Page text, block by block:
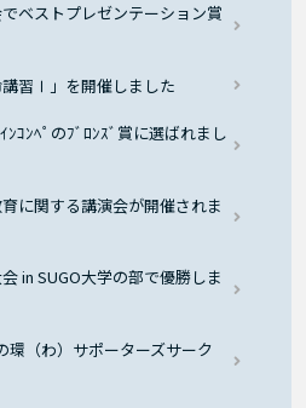
ベストプレゼンテーション賞
講習Ⅰ」を開催しました
ｺﾝﾍﾟのﾌﾞﾛﾝｽﾞ賞に選ばれまし
に関する講演会が開催されま
in SUGO大学の部で優勝しま
環（わ）サポーターズサーク